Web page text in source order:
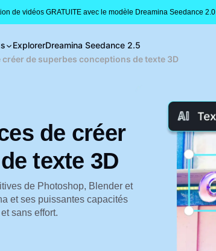
de vidéos GRATUITE avec le modèle Dreamina Seedance 2.0
ExplorerDreamina Seedance 2.5
de superbes conceptions de texte 3D
de créer
texte 3D
de Photoshop, Blender et
et ses puissantes capacités
sans effort.